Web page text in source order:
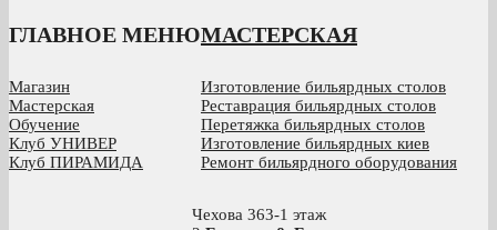
ГЛАВНОЕ МЕНЮ
Магазин
Мастерская
Обучение
Клуб УНИВЕР
Клуб ПИРАМИДА
МАСТЕРСКАЯ
Изготовление бильярдных столов
Реставрация бильярдных столов
Перетяжка бильярдных столов
Изготовление бильярдных киев
Ремонт бильярдного оборудования
Чехова 363-1 этаж